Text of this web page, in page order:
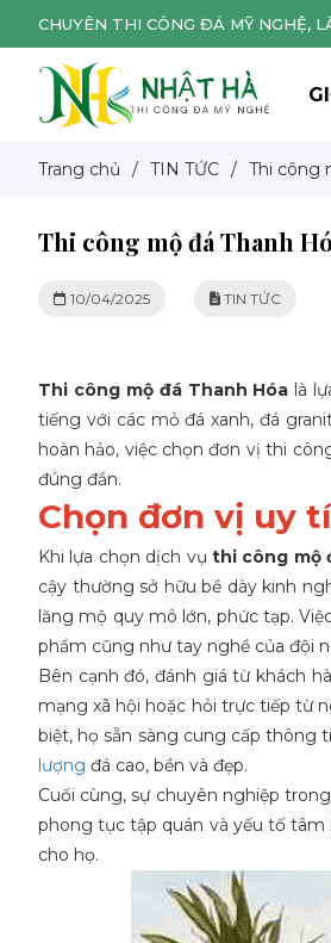
CHUYÊN THI CÔNG ĐÁ MỸ NGHỆ,
Trang chủ / TIN TỨC / Thi công
Thi công mộ đá Thanh
10/04/2025 TIN TỨC
Thi công mộ đá Thanh Hóa là
tiếng với các mỏ đá xanh, đá
hoàn hảo, việc chọn đơn vị thi
đúng đắn.
Chọn đơn vị uy
Khi lựa chọn dịch vụ thi công mộ
cậy thường sở hữu bề dày kinh
lăng mộ quy mô lớn, phức tạp.
phẩm cũng như tay nghề của đội
Bên cạnh đó, đánh giá từ khách
mạng xã hội hoặc hỏi trực tiếp từ
biệt, họ sẵn sàng cung cấp thông
lượng đá cao, bền và đẹp.
Cuối cùng, sự chuyên nghiệp
phong tục tập quán và yếu tố
cho họ.